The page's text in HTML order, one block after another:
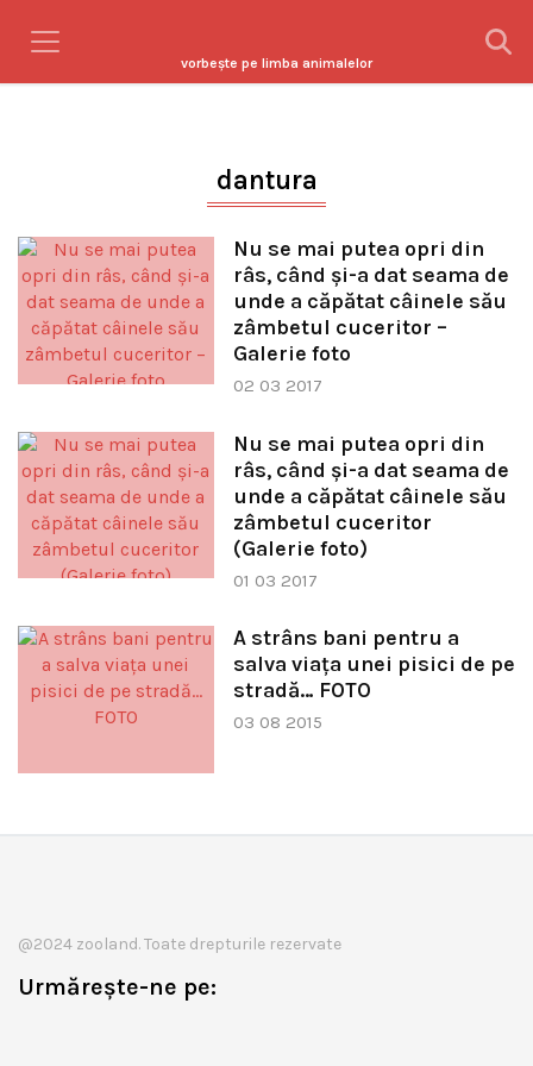
vorbeşte pe limba animalelor
dantura
Nu se mai putea opri din
râs, când şi-a dat seama de
unde a căpătat câinele său
zâmbetul cuceritor –
Galerie foto
02 03 2017
Nu se mai putea opri din
râs, când şi-a dat seama de
unde a căpătat câinele său
zâmbetul cuceritor
(Galerie foto)
01 03 2017
A strâns bani pentru a
salva viaţa unei pisici de pe
stradă… FOTO
03 08 2015
@2024 zooland. Toate drepturile rezervate
Urmărește-ne pe: